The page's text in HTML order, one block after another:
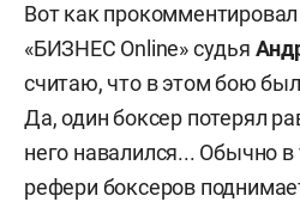
Вот как прокомментировал
«БИЗНЕС Online» судья
считаю, что в этом бою
Да, один боксер потерял
него навалился... Обычно в
рефери боксеров